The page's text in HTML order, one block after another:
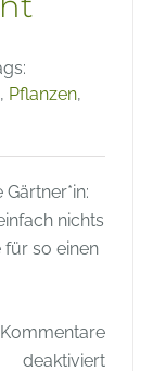
, Pflanzen,
nichts
für so einen
Kommentare
deaktiviertfür